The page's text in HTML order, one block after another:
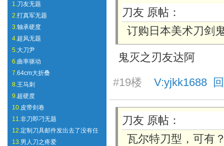
1.刀友无题
2.打真军无题
3.轴承硬度
4.超风无题
5.大刀尹
6.曲率驱动
7.64cm大折叠
8.王马刺
9.超硬度
10.皮带剑卷
11.非刀即刁无题
12.定制刀具邮件发出去了没有任
13.男人刀之疼爱
刀友 原帖：
订购日本美术刀剑
鬼灭之刃友达阿
#19楼 V:yjkk1688
刀友 原帖：
瓦尔特刀型，可有